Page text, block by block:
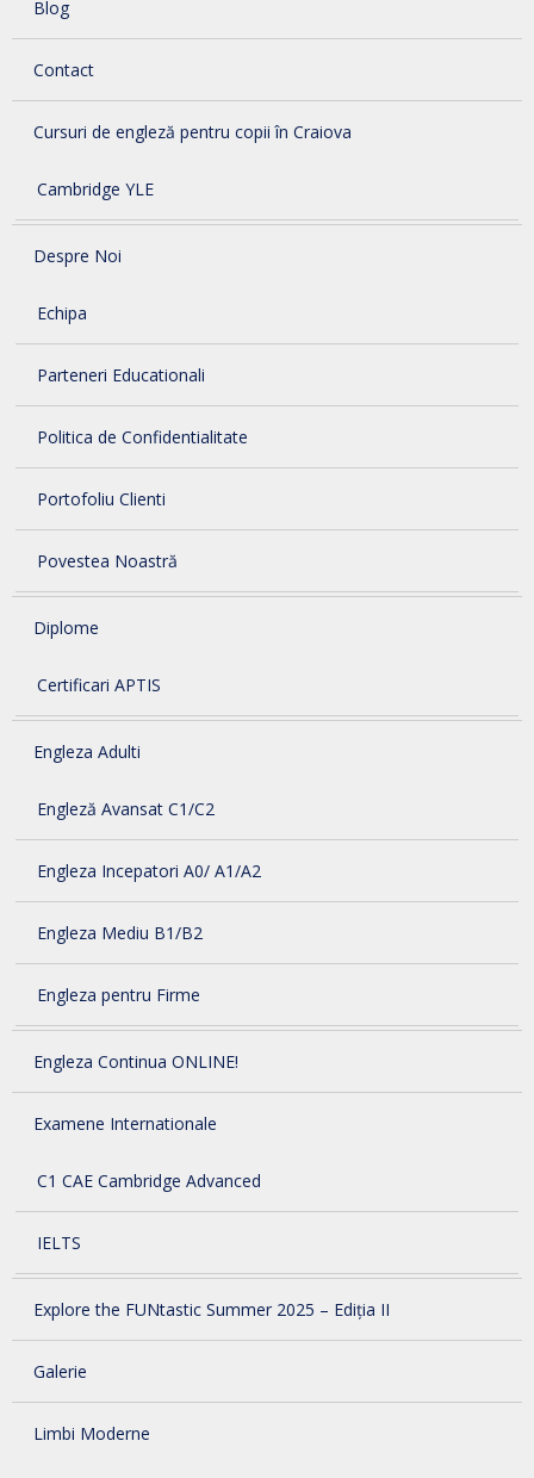
Blog
Contact
Cursuri de engleză pentru copii în Craiova
Cambridge YLE
Despre Noi
Echipa
Parteneri Educationali
Politica de Confidentialitate
Portofoliu Clienti
Povestea Noastră
Diplome
Certificari APTIS
Engleza Adulti
Engleză Avansat C1/C2
Engleza Incepatori A0/ A1/A2
Engleza Mediu B1/B2
Engleza pentru Firme
Engleza Continua ONLINE!
Examene Internationale
C1 CAE Cambridge Advanced
IELTS
Explore the FUNtastic Summer 2025 – Ediția II
Galerie
Limbi Moderne